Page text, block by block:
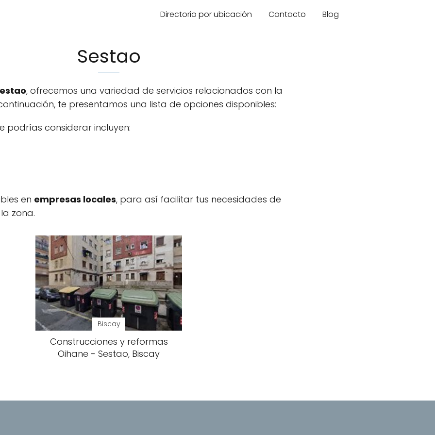
Directorio por ubicación Contacto Blog
Sestao
, ofrecemos una variedad de servicios relacionados con la
te presentamos una lista de opciones disponibles:
podrías considerar incluyen:
en empresas locales, para así facilitar tus necesidades de
zona.
Biscay
Construcciones y reformas
Oihane - Sestao, Biscay